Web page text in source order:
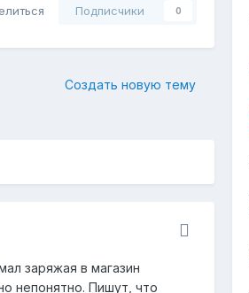
Подписчики 0
Создать новую тему
заряжая в магазин
непонятно. Пишут, что